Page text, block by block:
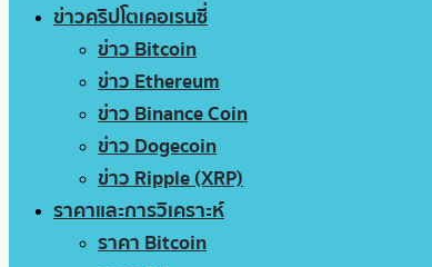
ข่าวคริปโตเคอเรนซี่
ข่าว Bitcoin
ข่าว Ethereum
ข่าว Binance Coin
ข่าว Dogecoin
ข่าว Ripple (XRP)
ราคาและการวิเคราะห์
ราคา Bitcoin